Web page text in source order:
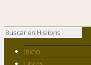
Inicio